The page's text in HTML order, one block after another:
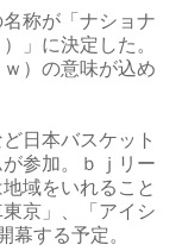
称が「ナショナ
」に決定した。
）の意味が込め
日本バスケット
参加。ｂｊリー
域をいれること
京」、「アイシ
幕する予定。